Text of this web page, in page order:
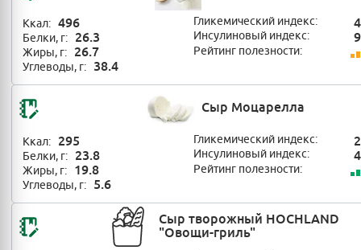
Ккал: 496
Белки, г: 26.3
Жиры, г: 26.7
Углеводы, г: 38.4
Гликемический индекс:
Инсулиновый индекс:
Рейтинг полезности:
Сыр Моцарелла
Ккал: 295
Белки, г: 23.8
Жиры, г: 19.8
Углеводы, г: 5.6
Гликемический индекс:
Инсулиновый индекс:
Рейтинг полезности:
Сыр творожный HOCHLAND
"Овощи-гриль"